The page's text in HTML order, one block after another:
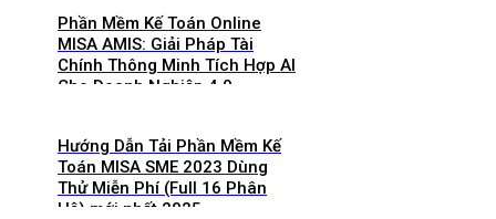
Phần Mềm Kế Toán Online
MISA AMIS: Giải Pháp Tài
Chính Thông Minh Tích Hợp AI
Cho Doanh Nghiệp 4.0
Hướng Dẫn Tải Phần Mềm Kế
Toán MISA SME 2023 Dùng
Thử Miễn Phí (Full 16 Phân
Hệ) mới nhất 2025